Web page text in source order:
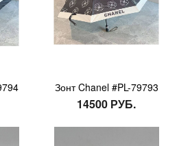
Зонт Chanel #PL-79793
14500 РУБ.